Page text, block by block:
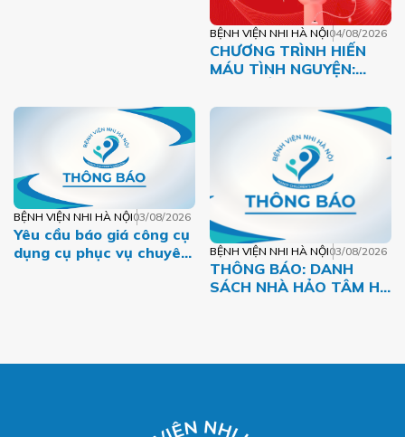
BỆNH VIỆN NHI HÀ NỘI04/08/2026
CHƯƠNG TRÌNH HIẾN
MÁU TÌNH NGUYỆN:
TÁM – MỘT DÒNG MÁU
BỆNH VIỆN NHI HÀ NỘI03/08/2026
Yêu cầu báo giá công cụ
dụng cụ phục vụ chuyên
BỆNH VIỆN NHI HÀ NỘI03/08/2026
THÔNG BÁO: DANH
SÁCH NHÀ HẢO TÂM HỖ